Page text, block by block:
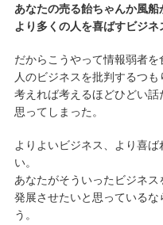
あなたの売る飴ちゃんか風船
より多くの人を喜ばすビジネ
だからこうやって情報弱者を
人のビジネスを批判するつも
考えれば考えるほどひどい
思ってしまった。
よりよいビジネス、より喜
い。
あなたがそういったビジネス
発展させたいと思っている
う。